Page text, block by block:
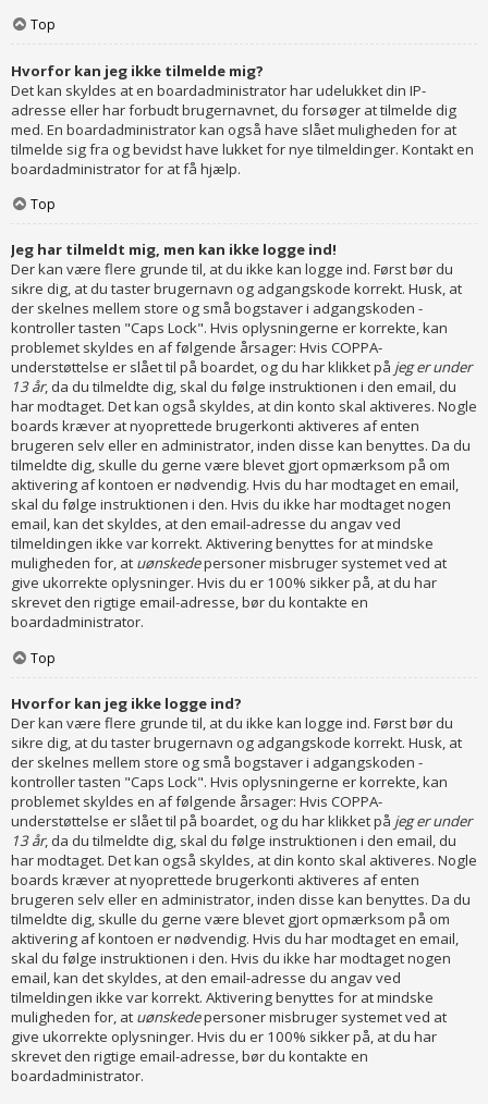
Top
Hvorfor kan jeg ikke tilmelde mig?
Det kan skyldes at en boardadministrator har udelukket din IP-
adresse eller har forbudt brugernavnet, du forsøger at tilmelde dig
med. En boardadministrator kan også have slået muligheden for at
tilmelde sig fra og bevidst have lukket for nye tilmeldinger. Kontakt en
boardadministrator for at få hjælp.
Top
Jeg har tilmeldt mig, men kan ikke logge ind!
Der kan være flere grunde til, at du ikke kan logge ind. Først bør du
sikre dig, at du taster brugernavn og adgangskode korrekt. Husk, at
der skelnes mellem store og små bogstaver i adgangskoden -
kontroller tasten "Caps Lock". Hvis oplysningerne er korrekte, kan
problemet skyldes en af følgende årsager: Hvis COPPA-
understøttelse er slået til på boardet, og du har klikket på jeg er under
13 år, da du tilmeldte dig, skal du følge instruktionen i den email, du
har modtaget. Det kan også skyldes, at din konto skal aktiveres. Nogle
boards kræver at nyoprettede brugerkonti aktiveres af enten
brugeren selv eller en administrator, inden disse kan benyttes. Da du
tilmeldte dig, skulle du gerne være blevet gjort opmærksom på om
aktivering af kontoen er nødvendig. Hvis du har modtaget en email,
skal du følge instruktionen i den. Hvis du ikke har modtaget nogen
email, kan det skyldes, at den email-adresse du angav ved
tilmeldingen ikke var korrekt. Aktivering benyttes for at mindske
muligheden for, at uønskedepersoner misbruger systemet ved at
give ukorrekte oplysninger. Hvis du er 100% sikker på, at du har
skrevet den rigtige email-adresse, bør du kontakte en
boardadministrator.
Top
Hvorfor kan jeg ikke logge ind?
Der kan være flere grunde til, at du ikke kan logge ind. Først bør du
sikre dig, at du taster brugernavn og adgangskode korrekt. Husk, at
der skelnes mellem store og små bogstaver i adgangskoden -
kontroller tasten "Caps Lock". Hvis oplysningerne er korrekte, kan
problemet skyldes en af følgende årsager: Hvis COPPA-
understøttelse er slået til på boardet, og du har klikket på jeg er under
13 år, da du tilmeldte dig, skal du følge instruktionen i den email, du
har modtaget. Det kan også skyldes, at din konto skal aktiveres. Nogle
boards kræver at nyoprettede brugerkonti aktiveres af enten
brugeren selv eller en administrator, inden disse kan benyttes. Da du
tilmeldte dig, skulle du gerne være blevet gjort opmærksom på om
aktivering af kontoen er nødvendig. Hvis du har modtaget en email,
skal du følge instruktionen i den. Hvis du ikke har modtaget nogen
email, kan det skyldes, at den email-adresse du angav ved
tilmeldingen ikke var korrekt. Aktivering benyttes for at mindske
muligheden for, at uønskedepersoner misbruger systemet ved at
give ukorrekte oplysninger. Hvis du er 100% sikker på, at du har
skrevet den rigtige email-adresse, bør du kontakte en
boardadministrator.